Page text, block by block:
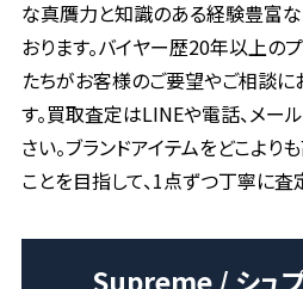
な真贋力と知識のある経験豊富
おります。バイヤー歴20年以上の
たちがお客様のご要望やご相談に
す。買取査定はLINEや電話、メー
さい。ブランドアイテムをどこよ
ことを目指して、1点ずつ丁寧に査
Supreme / シュプ